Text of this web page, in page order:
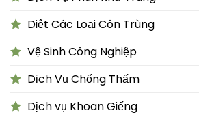
Diệt Các Loại Côn Trùng
Vệ Sinh Công Nghiệp
Dịch Vụ Chống Thấm
Dịch vụ Khoan Giếng